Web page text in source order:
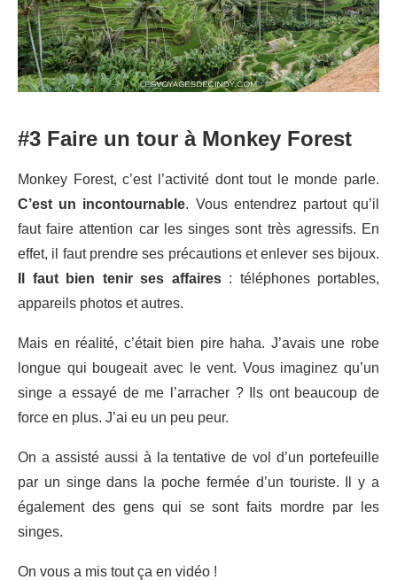
#3 Faire un tour à Monkey Forest
Monkey Forest, c’est l’activité dont tout le monde parle.
C’est un incontournable. Vous entendrez partout qu’il
faut faire attention car les singes sont très agressifs. En
effet, il faut prendre ses précautions et enlever ses bijoux.
Il faut bien tenir ses affaires: téléphones portables,
appareils photos et autres.
Mais en réalité, c’était bien pire haha. J’avais une robe
longue qui bougeait avec le vent. Vous imaginez qu’un
singe a essayé de me l’arracher ? Ils ont beaucoup de
force en plus. J’ai eu un peu peur.
On a assisté aussi à la tentative de vol d’un portefeuille
par un singe dans la poche fermée d’un touriste. Il y a
également des gens qui se sont faits mordre par les
singes.
On vous a mis tout ça en vidéo !